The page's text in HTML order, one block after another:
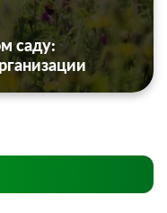
саду: